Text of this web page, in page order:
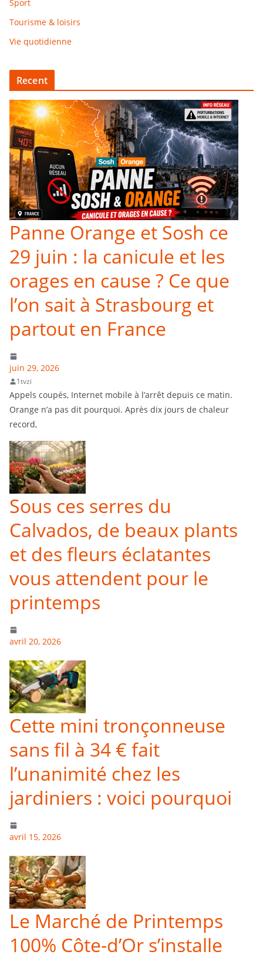
Sport
Tourisme & loisirs
Vie quotidienne
Recent
Panne Orange et Sosh ce
29 juin : la canicule et les
orages en cause ? Ce que
l’on sait à Strasbourg et
partout en France
juin 29, 2026
1tvzi
Appels coupés, Internet mobile à l’arrêt depuis ce matin.
Orange n’a pas dit pourquoi. Après dix jours de chaleur
record,
Sous ces serres du
Calvados, de beaux plants
et des fleurs éclatantes
vous attendent pour le
printemps
avril 20, 2026
Cette mini tronçonneuse
sans fil à 34 € fait
l’unanimité chez les
jardiniers : voici pourquoi
avril 15, 2026
Le Marché de Printemps
100% Côte-d’Or s’installe